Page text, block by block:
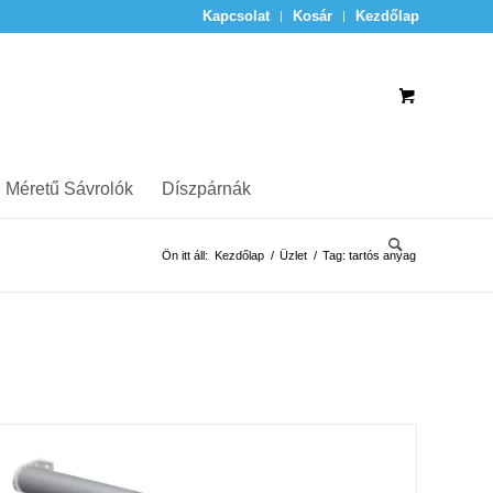
Kapcsolat Kosár Kezdőlap
Méretű Sávrolók Díszpárnák
Ön itt áll: Kezdőlap / Üzlet / Tag: tartós anyag